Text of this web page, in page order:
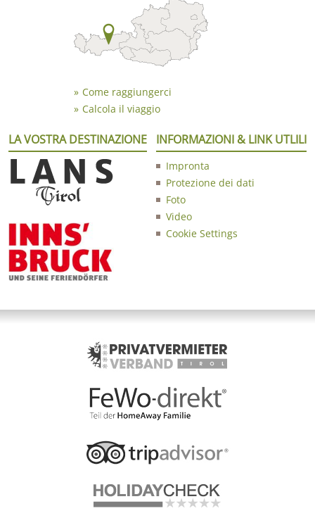
Come raggiungerci
Calcola il viaggio
LA VOSTRA DESTINAZIONE INFORMAZIONI & LINK UTLILI
Impronta
Protezione dei dati
Foto
Video
Cookie Settings